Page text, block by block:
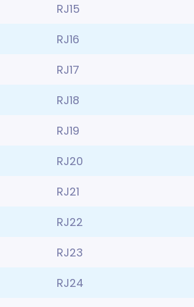
RJ15
RJ16
RJ17
RJ18
RJ19
RJ20
RJ21
RJ22
RJ23
RJ24